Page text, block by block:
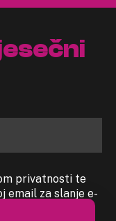
privatnosti te
email za slanje e-